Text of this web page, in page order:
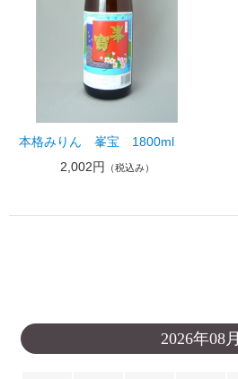
本格みりん 峯宝 1800ml
2,002円
（税込み）
2026年08月